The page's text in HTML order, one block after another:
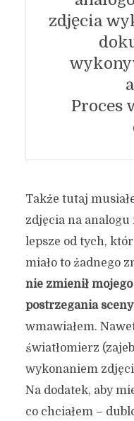
zdjęcia
Proces
Także tutaj
zdjęcia na analogu
lepsze od tych,
miało to żadnego
nie zmienił
postrzegania sceny
wmawiałem.
światłomierz
wykonaniem
Na dodatek, aby
co chciałem –